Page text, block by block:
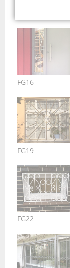
FG16
FG19
FG22